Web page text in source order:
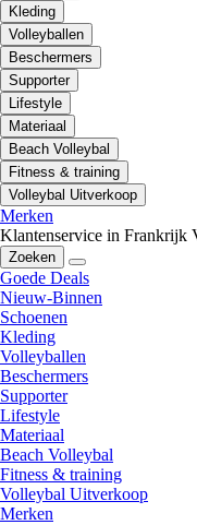
Kleding
Volleyballen
Beschermers
Supporter
Lifestyle
Materiaal
Beach Volleybal
Fitness & training
Volleybal Uitverkoop
Merken
Klantenservice in Frankrijk
Zoeken
Goede Deals
Nieuw-Binnen
Schoenen
Kleding
Volleyballen
Beschermers
Supporter
Lifestyle
Materiaal
Beach Volleybal
Fitness & training
Volleybal Uitverkoop
Merken